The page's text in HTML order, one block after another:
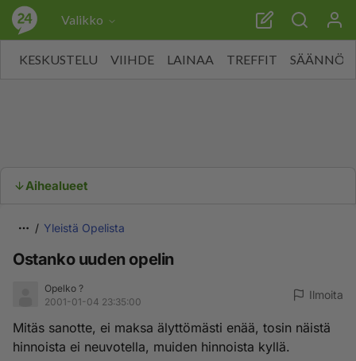
Valikko
KESKUSTELU VIIHDE LAINAA TREFFIT SÄÄNNÖT
Aihealueet
Yleistä Opelista
Ostanko uuden opelin
Opelko ?
2001-01-04 23:35:00
Ilmoita
Mitäs sanotte, ei maksa älyttömästi enää, tosin näistä
hinnoista ei neuvotella, muiden hinnoista kyllä.